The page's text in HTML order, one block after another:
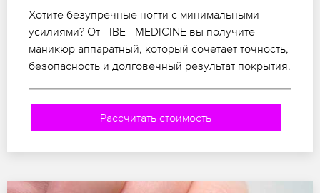
Хотите безупречные ногти с минимальными
усилиями? От TIBET-MEDICINE вы получите
маникюр аппаратный, который сочетает точность,
безопасность и долговечный результат покрытия.
Рассчитать стоимость